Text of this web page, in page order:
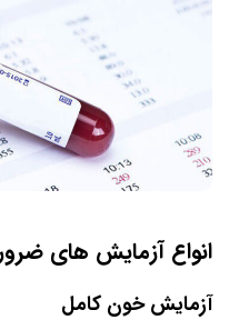
انواع آزمایش های
آزمایش خون کامل